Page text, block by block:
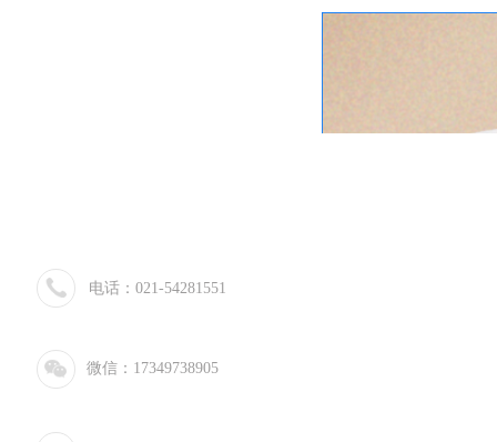
电话：021-54281551
微信：17349738905